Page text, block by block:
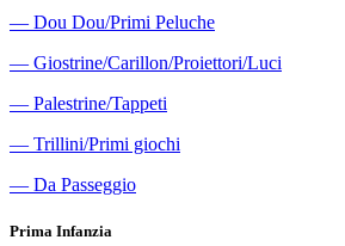
― Dou Dou/Primi Peluche
― Giostrine/Carillon/Proiettori/Luci
― Palestrine/Tappeti
― Trillini/Primi giochi
― Da Passeggio
Prima Infanzia